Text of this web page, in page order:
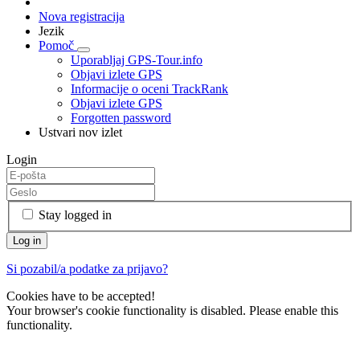
Nova registracija
Jezik
Pomoč
Uporabljaj GPS-Tour.info
Objavi izlete GPS
Informacije o oceni TrackRank
Objavi izlete GPS
Forgotten password
Ustvari nov izlet
Login
Stay logged in
Si pozabil/a podatke za prijavo?
Cookies have to be accepted!
Your browser's cookie functionality is disabled. Please enable this
functionality.